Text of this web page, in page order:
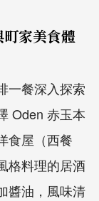
家美食體
一餐深入探索
Oden 赤玉本
食屋（西餐
格料理的居酒
醬油，風味清